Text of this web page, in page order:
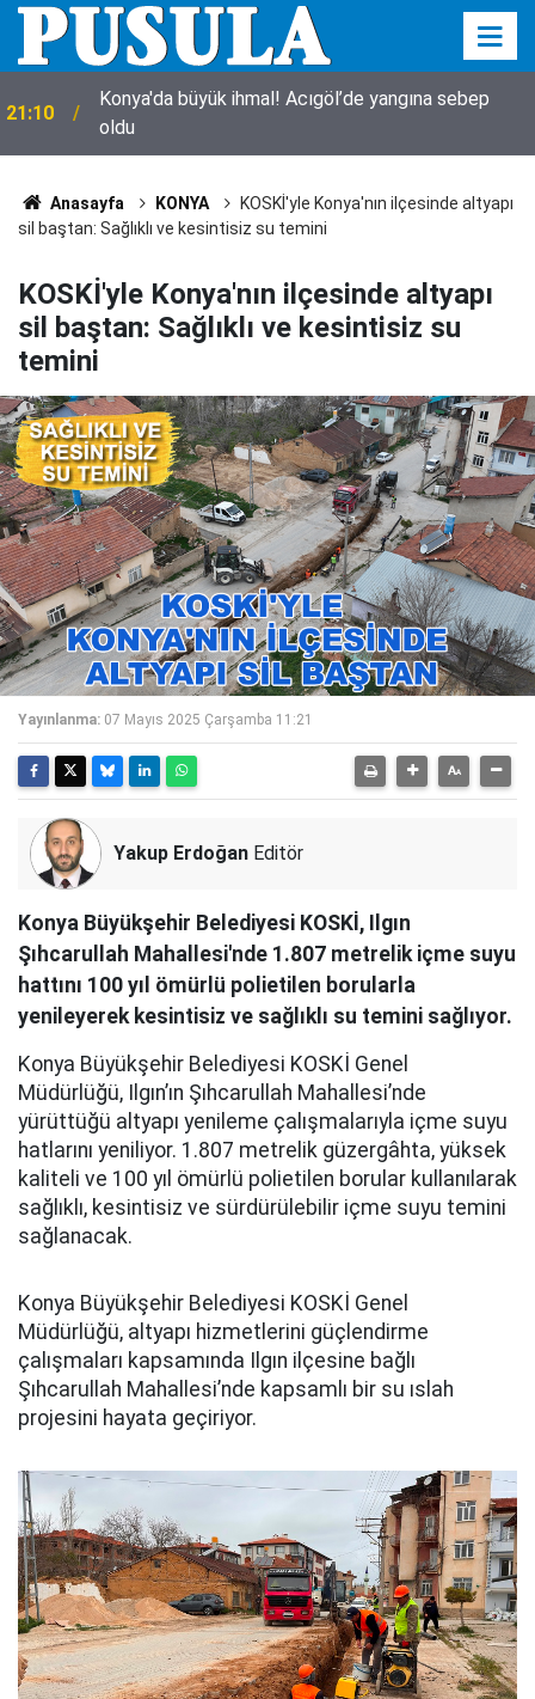
20:44 Konya'da 24 saatte yaşananlar (9 Ağustos Pazar)
Anasayfa KONYA
KOSKİ'yle Konya'nın ilçesinde altyapı
sil baştan: Sağlıklı ve kesintisiz su temini
KOSKİ'yle Konya'nın ilçesinde altyapı
sil baştan: Sağlıklı ve kesintisiz su
temini
Yayınlanma: 07 Mayıs 2025 Çarşamba 11:21
Yakup Erdoğan Editör
Konya Büyükşehir Belediyesi KOSKİ, Ilgın
Şıhcarullah Mahallesi'nde 1.807 metrelik içme suyu
hattını 100 yıl ömürlü polietilen borularla
yenileyerek kesintisiz ve sağlıklı su temini sağlıyor.
Konya Büyükşehir Belediyesi KOSKİ Genel
Müdürlüğü, Ilgın’ın Şıhcarullah Mahallesi’nde
yürüttüğü altyapı yenileme çalışmalarıyla içme suyu
hatlarını yeniliyor. 1.807 metrelik güzergâhta, yüksek
kaliteli ve 100 yıl ömürlü polietilen borular kullanılarak
sağlıklı, kesintisiz ve sürdürülebilir içme suyu temini
sağlanacak.
Konya Büyükşehir Belediyesi KOSKİ Genel
Müdürlüğü, altyapı hizmetlerini güçlendirme
çalışmaları kapsamında Ilgın ilçesine bağlı
Şıhcarullah Mahallesi’nde kapsamlı bir su ıslah
projesini hayata geçiriyor.